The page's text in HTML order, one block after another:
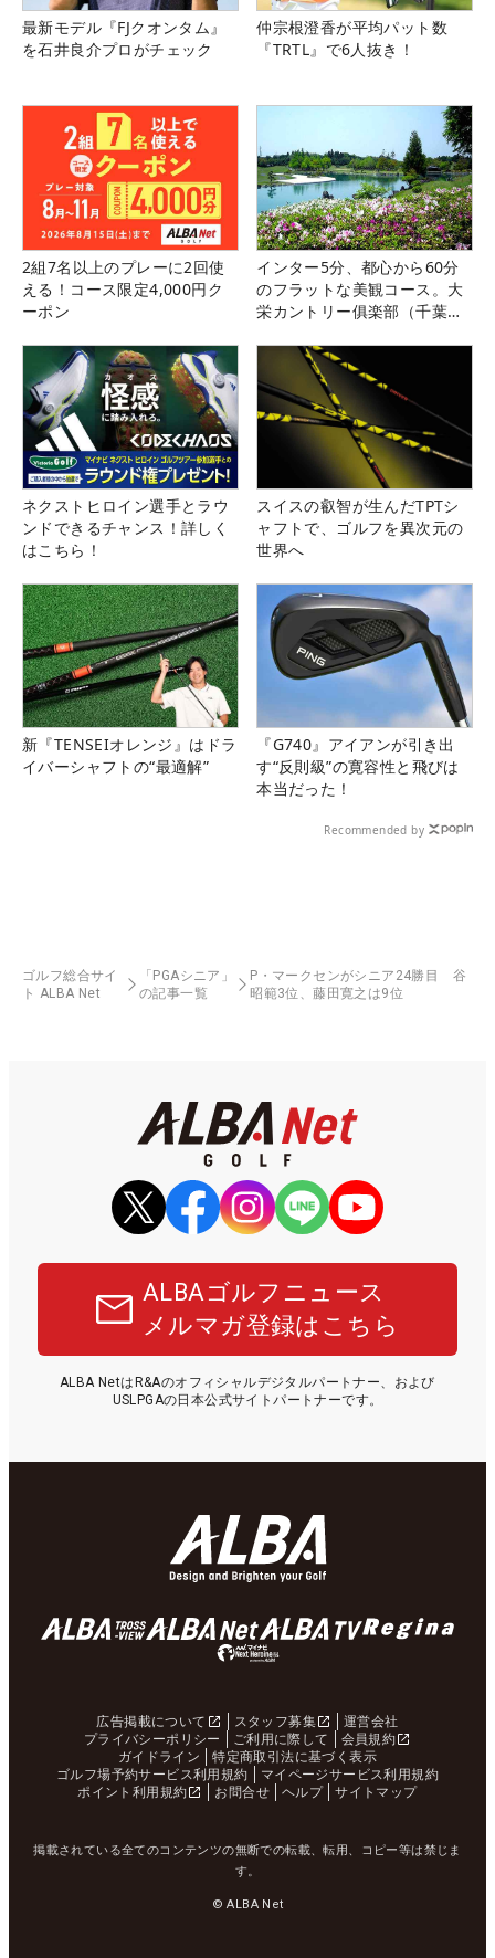
最新モデル『FJクオンタム』
を石井良介プロがチェック
仲宗根澄香が平均パット数
『TRTL』で6人抜き！
2組7名以上のプレーに2回使
える！コース限定4,000円ク
ーポン
インター5分、都心から60分
のフラットな美観コース。大
栄カントリー俱楽部（千葉
ネクストヒロイン選手とラウ
ンドできるチャンス！詳しく
はこちら！
スイスの叡智が生んだTPTシ
ャフトで、ゴルフを異次元の
世界へ
新『TENSEIオレンジ』はドラ
イバーシャフトの“最適解”
『G740』アイアンが引き出
す“反則級”の寛容性と飛びは
本当だった！
Recommended by
ゴルフ総合サイ
ト ALBA Net
「PGAシニア」
の記事一覧
P・マークセンがシニア24勝目 谷
昭範3位、藤田寛之は9位
ALBAゴルフニュース
メルマガ登録はこちら
ALBA NetはR&Aのオフィシャルデジタルパートナー、および
USLPGAの日本公式サイトパートナーです。
広告掲載について スタッフ募集
運営会社
プライバシーポリシー
ご利用に際して
会員規約
ガイドライン
特定商取引法に基づく表示
ゴルフ場予約サービス利用規約
マイページサービス利用規約
ポイント利用規約
お問合せ ヘルプ サイトマップ
掲載されている全てのコンテンツの無断での転載、転用、コピー等は禁じま
す。
© ALBA Net